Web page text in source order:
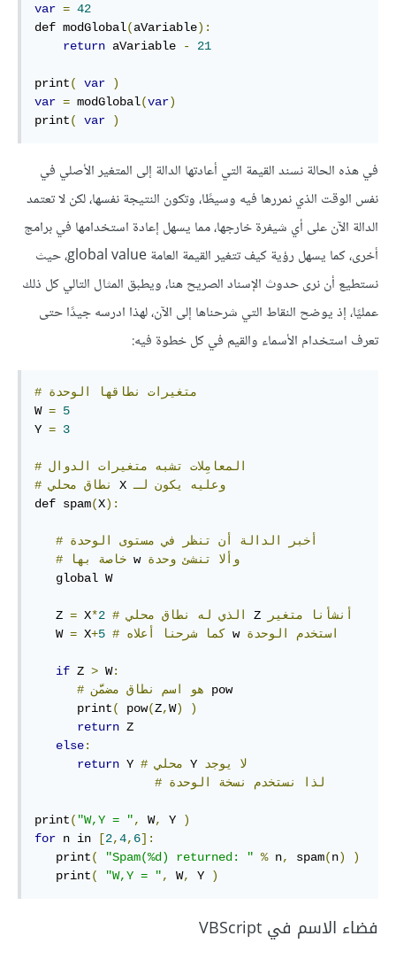
var = 42
def modGlobal(aVariable):
return aVariable - 21
print( var
)
var = modGlobal(var)
print( var )
في هذه الحالة نسند القيمة التي أعادتها الدالة إلى المتغير الأصلي في
نفس الوقت الذي نمررها فيه وسيطًا، وتكون النتيجة نفسها، لكن لا تعتمد
الدالة الآن على أي شيفرة خارجها، مما يسهل إعادة استخدامها في برامج
أخرى، كما يسهل رؤية كيف تتغير القيمة العامة global value، حيث
نستطيع أن نرى حدوث الإسناد الصريح هنا، ويطبق المثال التالي كل ذلك
عمليًا، إذ يوضح النقاط التي شرحناها إلى الآن، لهذا ادرسه جيدًا حتى
تعرف استخدام الأسماء والقيم في كل خطوة فيه:
# متغيرات نطاقها
الوحدة
W = 5
Y = 3
# المعامِلات تشبه متغيرات
الدوال
#
نطاق محلي X وعليه يكون لـ
def spam(X):
# أخبر الدالة أن تنظر في مستوى
الوحدة
#
خاصة بها w وألا تنشئ وحدة
   Z
= X*2 # الذي له نطاق محلي Z أنشأنا
متغير
   W
= X+5 # كما شرحنا أعلاه w استخدم الوحدة
if Z > W:
#
هو اسم نطاق مضمَّن
pow
      print
( pow(Z,W)
)
return Z
else:
return Y # محلي Y لا
يوجد
#
لذا نستخدم نسخة الوحدة
print( "W,Y = ", W, Y
)
for n in [2,4, 6]:
   print
( "Spam(%d) returned: " % n, spam(n)
)
   print
( "W,Y = ", W, Y )
فضاء الاسم في VBScript